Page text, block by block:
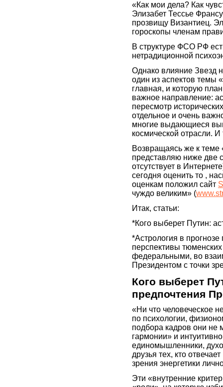
«Как мои дела? Как
Элизабет Тессье
прозвищу Византиец.
гороскопы членам
В структуре ФСО РФ
нетрадиционной
Однако влияние Звезд
один из аспектов темы
главная, и которую
важное направление:
пересмотр
отдельное и очень
многие выдающиеся
космической отрасли. И
Возвращаясь же к теме
представляю ниже две
отсутствует в
сегодня оценить то ,
оценкам положил сайт
чуждо великим» (
Итак, статьи:
*Кого выберет Путин:
*Астрология в прогнозе
перспективы
федеральными, во
Президентом с точки
Кого выберет
предпочтения
«Ни что человеческое
по психологии,
подбора кадров они не
гармонии» и
единомышленники,
друзья тех, кто
зрения энергетики
Эти «внутренние